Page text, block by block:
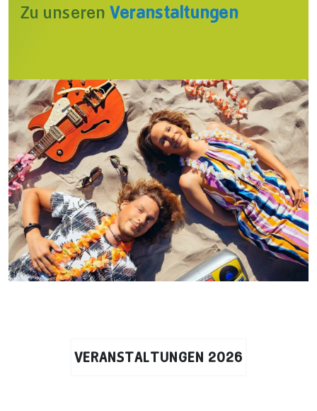
Zu unserenVeranstaltungen
VERANSTALTUNGEN 2026